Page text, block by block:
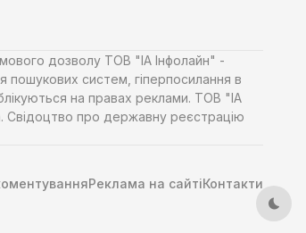
дозволу ТОВ "ІА Інфолайн" -
пошукових систем, гіперпосилання в
на правах реклами. ТОВ "ІА
Свідоцтво про державну реєстрацію
Реклама на сайтіКонтакти